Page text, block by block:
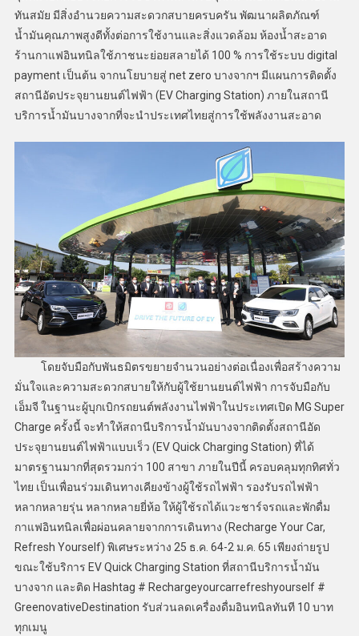
ทันสมัย มีสิ่งอำนวยความสะดวกสบายครบครัน พัฒนาผลิตภัณฑ์
น้ำมันคุณภาพสูงดีทั้งต่อการใช้งานและสิ่งแวดล้อม ห้องน้ำสะอาด
ร้านกาแฟอินทนิลใช้ภาชนะย่อยสลายได้ 100 % การใช้ระบบ digital
payment เป็นต้น จากนโยบายสู่ net zero บางจากฯ มีแผนการติดตั้ง
สถานีอัดประจุยานยนต์ไฟฟ้า (EV Charging Station) ภายในสถานี
บริการน้ำมันบางจากที่จะนำประเทศไทยสู่การใช้พลังงานสะอาด
โดยจับมือกับพันธมิตรขยายจำนวนอย่างต่อเนื่องเพื่อสร้างความ
มั่นใจและความสะดวกสบายให้กับผู้ใช้ยานยนต์ไฟฟ้า การจับมือกับ
เอ็มจี ในฐานะผู้บุกเบิกรถยนต์พลังงานไฟฟ้าในประเทศเปิด MG Super
Charge ครั้งนี้ จะทำให้สถานีบริการน้ำมันบางจากติดตั้งสถานีอัด
ประจุยานยนต์ไฟฟ้าแบบเร็ว (EV Quick Charging Station) ที่ได้
มาตรฐานมากที่สุดรวมกว่า 100 สาขา ภายในปีนี้ ครอบคลุมทุกทิศทั่ว
ไทย เป็นเพื่อนร่วมเดินทางเคียงข้างผู้ใช้รถไฟฟ้า รองรับรถไฟฟ้า
หลากหลายรุ่น หลากหลายยี่ห้อ ให้ผู้ใช้รถได้แวะชาร์จรถและพักดื่ม
กาแฟอินทนิลเพื่อผ่อนคลายจากการเดินทาง (Recharge Your Car,
Refresh Yourself) พิเศษระหว่าง 25 ธ.ค. 64-2 ม.ค. 65 เพียงถ่ายรูป
ขณะใช้บริการ EV Quick Charging Station ที่สถานีบริการน้ำมัน
บางจาก และติด Hashtag # Rechargeyourcarrefreshyourself #
GreenovativeDestination รับส่วนลดเครื่องดื่มอินทนิลทันที 10 บาท
ทุกเมนู